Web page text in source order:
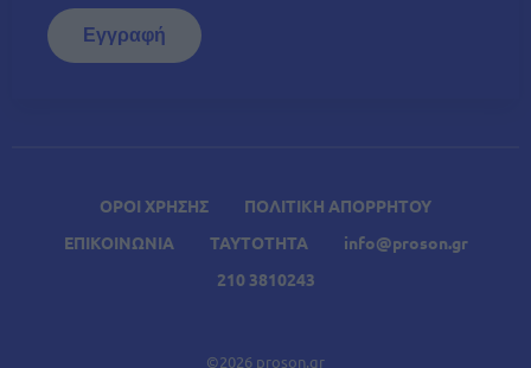
ΟΡΟΙ ΧΡΗΣΗΣ
ΠΟΛΙΤΙΚΗ ΑΠΟΡΡΗΤΟΥ
ΕΠΙΚΟΙΝΩΝΙΑ
ΤΑΥΤΟΤΗΤΑ
info@proson.gr
210 3810243
©2026 proson.gr